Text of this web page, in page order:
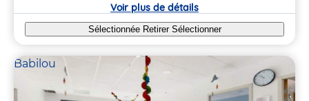
Voir plus de détails
Sélectionnée Retirer Sélectionner
Babilou